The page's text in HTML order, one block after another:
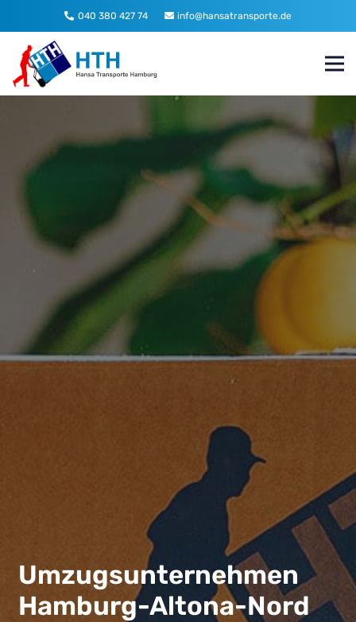
040 380 427 74 info@hansatransporte.de
Umzugsunternehmen
Hamburg-Altona-Nord